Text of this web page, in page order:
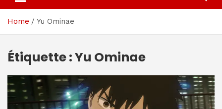
Home Yu Ominae
Étiquette :Yu Ominae